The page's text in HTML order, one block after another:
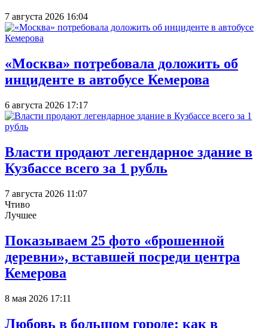
7 августа 2026 16:04
«Москва» потребовала доложить об
инциденте в автобусе Кемерова
6 августа 2026 17:17
Власти продают легендарное здание в
Кузбассе всего за 1 рубль
7 августа 2026 11:07
Чтиво
Лучшее
Показываем 25 фото «брошенной
деревни», вставшей посреди центра
Кемерова
8 мая 2026 17:11
Любовь в большом городе: как в